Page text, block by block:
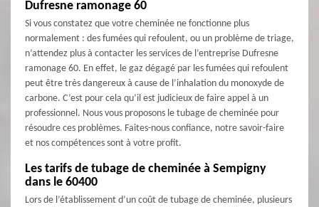
Dufresne ramonage 60
Si vous constatez que votre cheminée ne fonctionne plus
normalement : des fumées qui refoulent, ou un problème de triage,
n’attendez plus à contacter les services de l’entreprise Dufresne
ramonage 60. En effet, le gaz dégagé par les fumées qui refoulent
peut être très dangereux à cause de l’inhalation du monoxyde de
carbone. C’est pour cela qu’il est judicieux de faire appel à un
professionnel. Nous vous proposons le tubage de cheminée pour
résoudre ces problèmes. Faites-nous confiance, notre savoir-faire
et nos compétences sont à votre profit.
Les tarifs de tubage de cheminée à Sempigny
dans le 60400
Lors de l’établissement d’un coût de tubage de cheminée, plusieurs